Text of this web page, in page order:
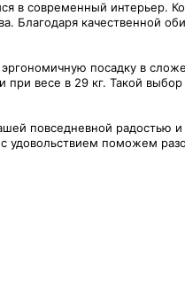
в современный
качественной
посадку в
весе в 29 кг. Такой
повседневной радостью
поможем